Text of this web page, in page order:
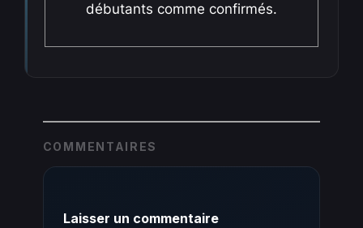
débutants comme confirmés.
COMMENTAIRES
Laisser un commentaire